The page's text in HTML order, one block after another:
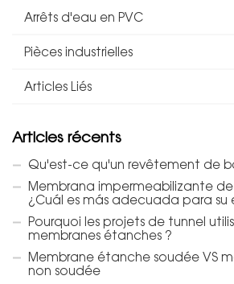
Arrêts d'eau en PVC
Pièces industrielles
Articles Liés
Articles récents
Qu'est-ce qu'un revêtement de
Membrana impermeabilizante de
¿Cuál es más adecuada para su
Pourquoi les projets de tunnel
membranes étanches ?
Membrane étanche soudée VS
non soudée